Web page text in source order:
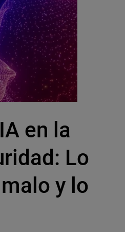
en la
Lo
y lo